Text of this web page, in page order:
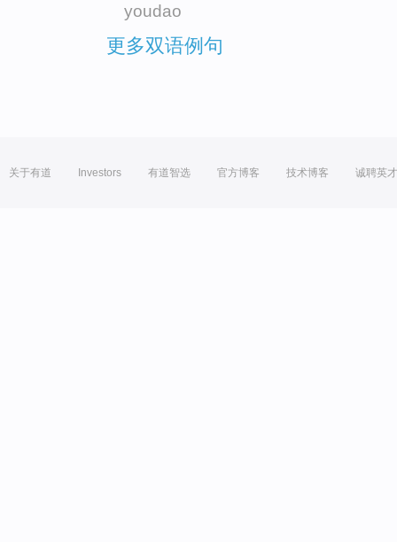
youdao
更多双语例句
关于有道 Investors 有道智选 官方博客 技术博客 诚聘英才